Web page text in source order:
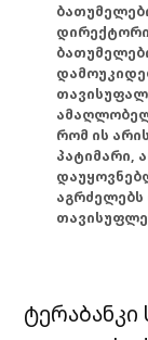
რომ ის
პატიმარი,
აგრძელებს